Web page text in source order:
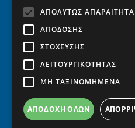
ΑΠΟΛΎΤΩΣ ΑΠΑΡΑΊΤΗΤΑ
ΑΠΌΔΟΣΗΣ
ΣΤΌΧΕΥΣΗΣ
ΛΕΙΤΟΥΡΓΙΚΌΤΗΤΑΣ
ΜΗ ΤΑΞΙΝΟΜΗΜΈΝΑ
ΑΠΟΔΟΧΉ ΌΛΩΝ